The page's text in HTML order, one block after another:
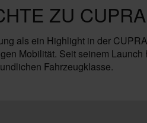
ZU
als ein Highlight in der
Mobilität. Seit seinem
Fahrzeugklasse.